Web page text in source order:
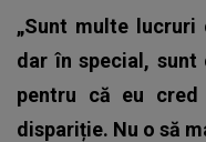
„Sunt multe
dar în special,
pentru că eu
dispariție. Nu o să